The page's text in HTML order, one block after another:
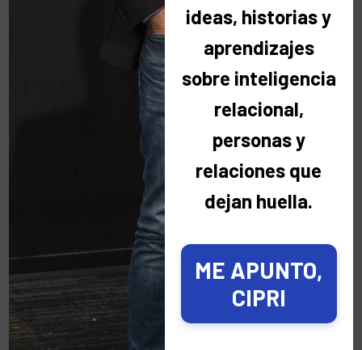
2015
2014
Entrevistas
ideas, historias y
aprendizajes
sobre inteligencia
relacional,
personas y
relaciones que
dejan huella.
ME APUNTO,
CIPRI